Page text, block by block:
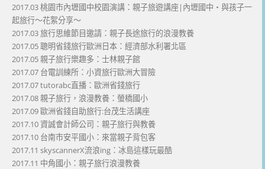
2017.03 桃園市內壢國中校園演講：親子旅遊講座|內壢國中・與孩子一
起旅行～花絮分享～
2017.03 旅行思維節目邀請：親子長途旅行的浪漫教養
2017.05 聰明省錢旅行歐洲日本：經濟部水利署北區
2017.05 親子旅行樂趣多：士林親子館
2017.07 台電訓練所：小資旅行歐洲大冒險
2017.07 tutorabc直播：歐洲省錢旅行
2017.08 親子旅行，浪漫教養：螢橋國小
2017.09 歐洲省錢自助旅行:台茂生活講座
2017.10 資誠會計師公司：親子旅行與教養
2017.10 台南市安平國小：來當親子背包客
2017.11 skyscannerX流浪ing：冰島這樣玩最酷
2017.11 中角國小：親子旅行浪漫教養